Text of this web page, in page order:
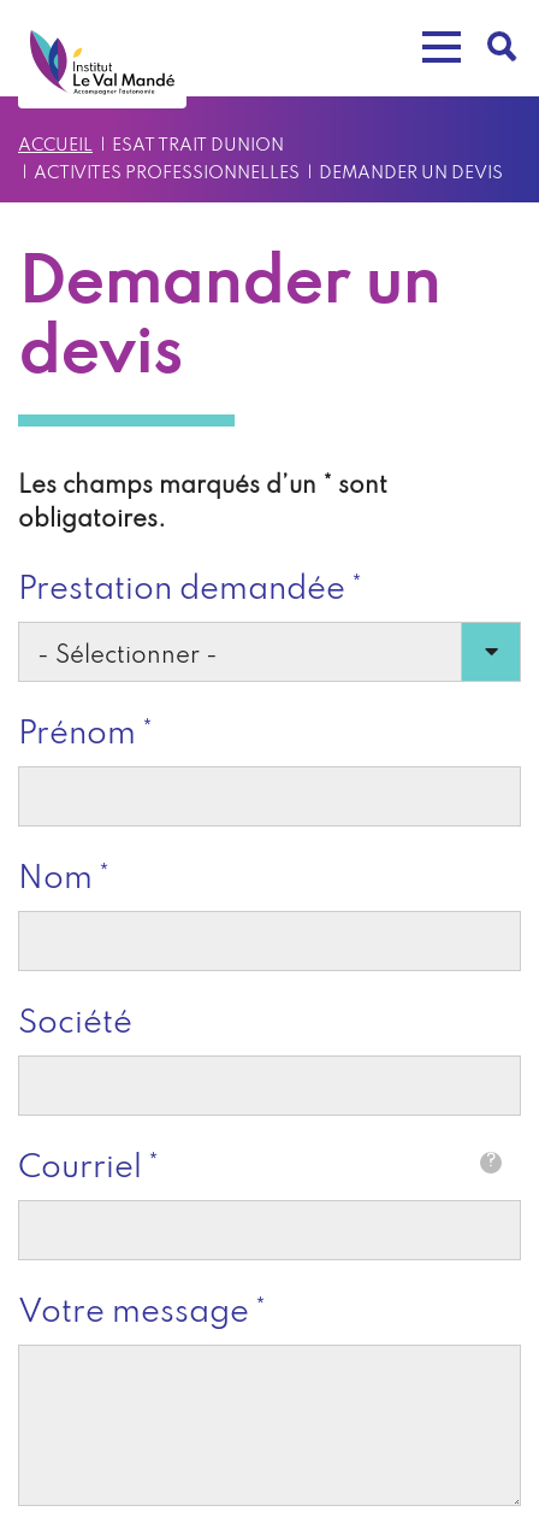
contenu
Toggle
ACCUEIL
ESAT TRAIT DUNION
ACTIVITES PROFESSIONNELLES
DEMANDER UN DEVIS
Demander un
devis
Les champs marqués d’un * sont
obligatoires.
Prestation demandée
Prénom
Nom
Société
?
Courriel
Votre message